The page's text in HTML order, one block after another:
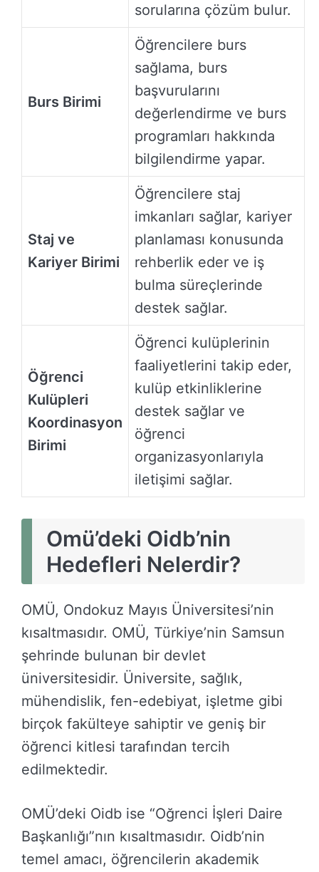
sorularına çözüm bulur.
Burs Birimi
Öğrencilere burs
sağlama, burs
başvurularını
değerlendirme ve burs
programları hakkında
bilgilendirme yapar.
Staj ve
Kariyer Birimi
Öğrencilere staj
imkanları sağlar, kariyer
planlaması konusunda
rehberlik eder ve iş
bulma süreçlerinde
destek sağlar.
Öğrenci
Kulüpleri
Koordinasyon
Birimi
Öğrenci kulüplerinin
faaliyetlerini takip eder,
kulüp etkinliklerine
destek sağlar ve
öğrenci
organizasyonlarıyla
iletişimi sağlar.
Omü’deki Oidb’nin
Hedefleri Nelerdir?
OMÜ, Ondokuz Mayıs Üniversitesi’nin
kısaltmasıdır. OMÜ, Türkiye’nin Samsun
şehrinde bulunan bir devlet
üniversitesidir. Üniversite, sağlık,
mühendislik, fen-edebiyat, işletme gibi
birçok fakülteye sahiptir ve geniş bir
öğrenci kitlesi tarafından tercih
edilmektedir.
OMÜ’deki Oidb ise “Oğrenci İşleri Daire
Başkanlığı”nın kısaltmasıdır. Oidb’nin
temel amacı, öğrencilerin akademik